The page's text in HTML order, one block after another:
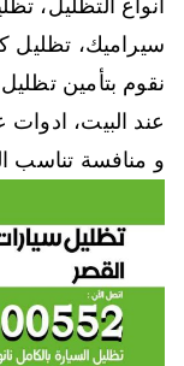
انواع التظليل،
سيراميك، تظليل
عند البيت،
و منافسة تناسب